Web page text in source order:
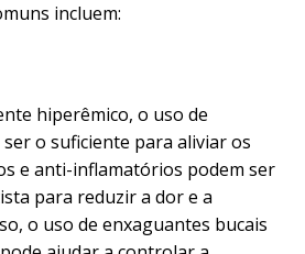
incluem:
hiperêmico, o uso de
o suficiente para aliviar os
e anti-inflamatórios podem ser
para reduzir a dor e a
o uso de enxaguantes bucais